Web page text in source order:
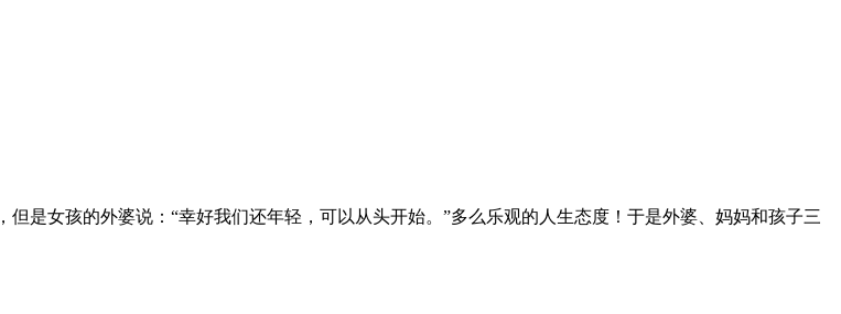
是女孩的外婆说：“幸好我们还年轻，可以从头开始。”多么乐观的人生态度！于是外婆、妈妈和孩子三